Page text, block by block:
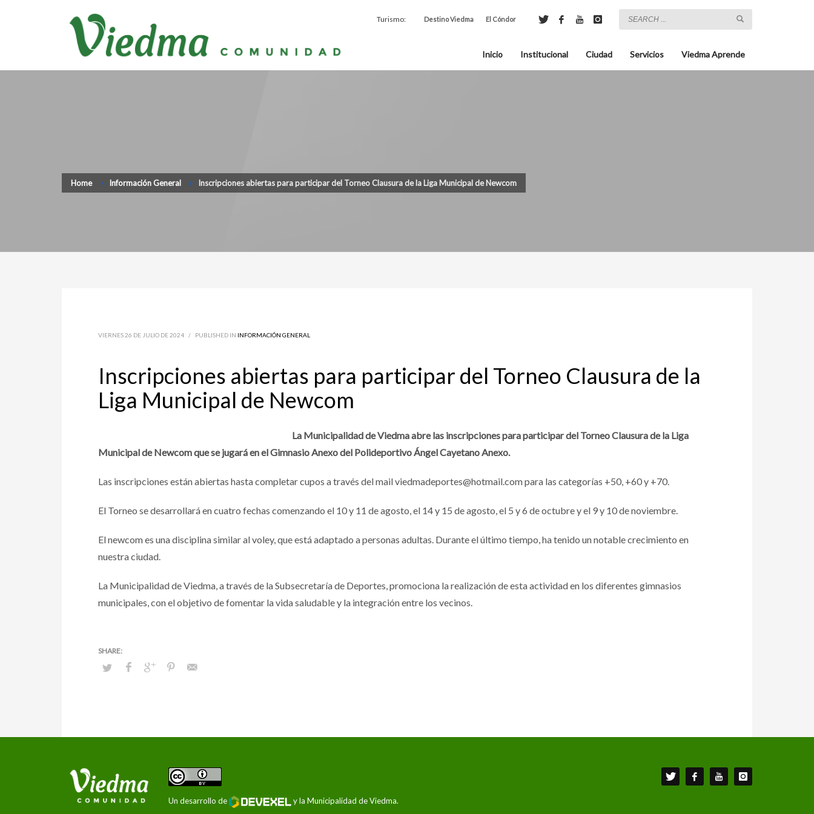
Turismo: Destino Viedma El Cóndor
Inicio Institucional Ciudad Servicios Viedma Aprende
Home Información General Inscripciones abiertas para participar del Torneo Clausura de la Liga Municipal de Newcom
VIERNES 26 DE JULIO DE 2024 / PUBLISHED IN INFORMACIÓN GENERAL
Inscripciones abiertas para participar del Torneo Clausura de la
Liga Municipal de Newcom
La Municipalidad de Viedma abre las inscripciones para participar del Torneo Clausura de la Liga
Municipal de Newcom que se jugará en el Gimnasio Anexo del Polideportivo Ángel Cayetano Anexo.
Las inscripciones están abiertas hasta completar cupos a través del mail viedmadeportes@hotmail.com para las categorías +50, +60 y +70.
El Torneo se desarrollará en cuatro fechas comenzando el 10 y 11 de agosto, el 14 y 15 de agosto, el 5 y 6 de octubre y el 9 y 10 de noviembre.
El newcom es una disciplina similar al voley, que está adaptado a personas adultas. Durante el último tiempo, ha tenido un notable crecimiento en
nuestra ciudad.
La Municipalidad de Viedma, a través de la Subsecretaría de Deportes, promociona la realización de esta actividad en los diferentes gimnasios
municipales, con el objetivo de fomentar la vida saludable y la integración entre los vecinos.
Un desarrollo de y la Municipalidad de Viedma.